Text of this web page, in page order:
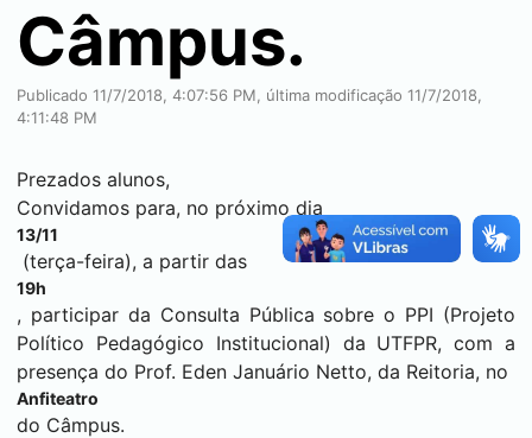
Câmpus.
Publicado 11/7/2018, 4:07:56 PM, última modificação 11/7/2018,
4:11:48 PM
Prezados alunos,
Convidamos para, no próximo dia
13/11
(terça-feira), a partir das
19h
, participar da Consulta Pública sobre o PPI (Projeto
Político Pedagógico Institucional) da UTFPR, com a
presença do Prof. Eden Januário Netto, da Reitoria, no
Anfiteatro
do Câmpus.